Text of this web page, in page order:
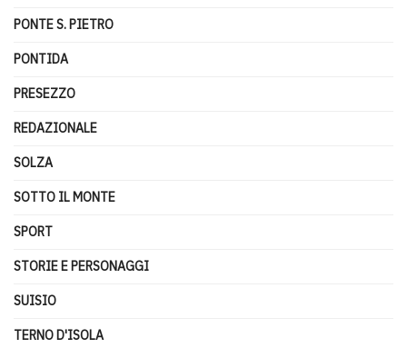
PONTE S. PIETRO
PONTIDA
PRESEZZO
REDAZIONALE
SOLZA
SOTTO IL MONTE
SPORT
STORIE E PERSONAGGI
SUISIO
TERNO D'ISOLA